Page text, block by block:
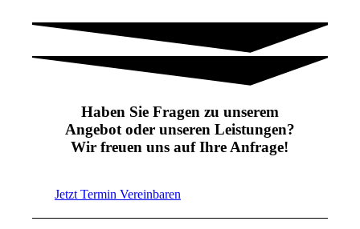
Haben Sie Fragen zu unserem
Angebot oder unseren Leistungen?
Wir freuen uns auf Ihre Anfrage!
Jetzt Termin Vereinbaren